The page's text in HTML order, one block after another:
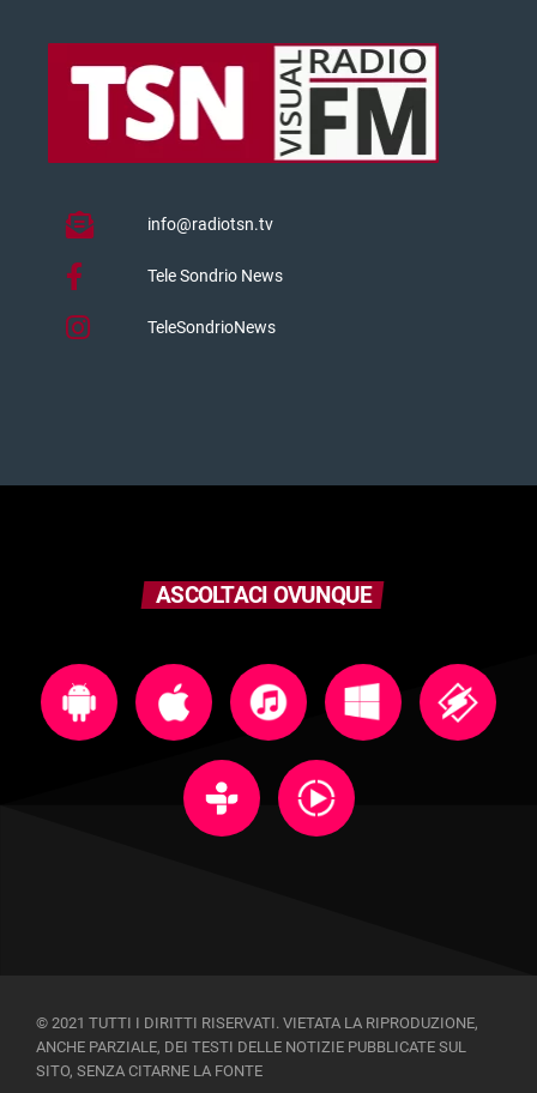
info@radiotsn.tv
Tele Sondrio News
TeleSondrioNews
ASCOLTACI OVUNQUE
© 2021 TUTTI I DIRITTI RISERVATI. VIETATA LA RIPRODUZIONE,
ANCHE PARZIALE, DEI TESTI DELLE NOTIZIE PUBBLICATE SUL
SITO, SENZA CITARNE LA FONTE